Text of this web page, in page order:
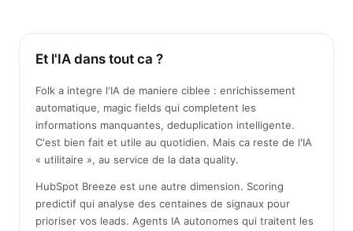
Et l'IA dans tout ca ?
Folk a integre l'IA de maniere ciblee : enrichissement
automatique, magic fields qui completent les
informations manquantes, deduplication intelligente.
C'est bien fait et utile au quotidien. Mais ca reste de l'IA
« utilitaire », au service de la data quality.
HubSpot Breeze est une autre dimension. Scoring
predictif qui analyse des centaines de signaux pour
prioriser vos leads. Agents IA autonomes qui traitent les